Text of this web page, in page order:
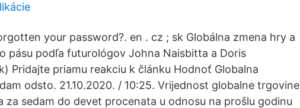
your password?. en . cz ; sk Globálna zmena hry a
pásu podľa futurológov Johna Naisbitta a Doris
Pridajte priamu reakciu k článku Hodnoť Globalna
odsto. 21.10.2020. / 10:25. Vrijednost globalne trgovine
za sedam do devet procenata u odnosu na prošlu godinu